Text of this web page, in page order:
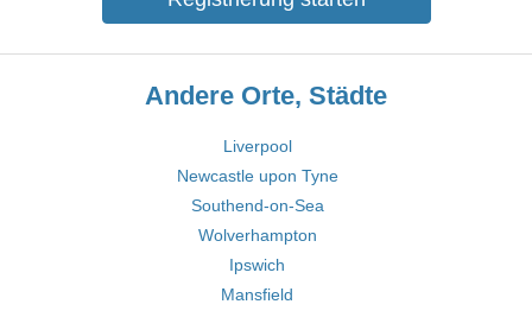
Andere Orte, Städte
Liverpool
Newcastle upon Tyne
Southend-on-Sea
Wolverhampton
Ipswich
Mansfield